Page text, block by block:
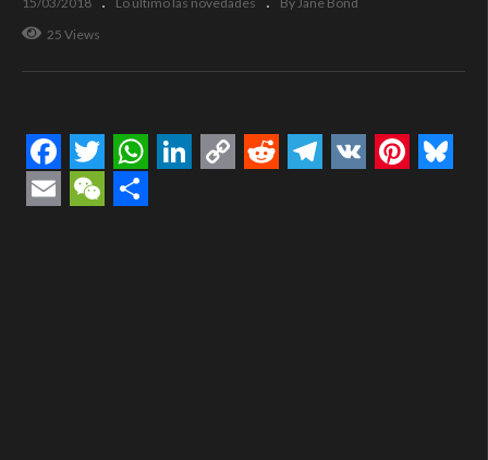
25 Views
Facebook
TwitterWhatsApp